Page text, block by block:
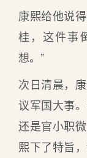
康熙给他说
桂，这件事
想。”
次日清晨，
议军国大事
还是官小职
熙下了特旨